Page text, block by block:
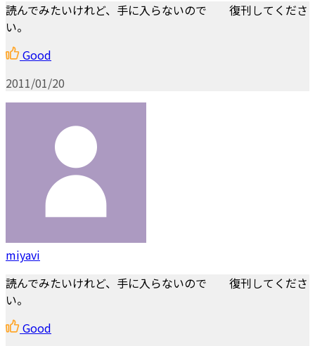
読んでみたいけれど、手に入らないので 復刊してくださ
い。
Good
2011/01/20
miyavi
読んでみたいけれど、手に入らないので 復刊してくださ
い。
Good